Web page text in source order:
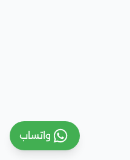
واتساب